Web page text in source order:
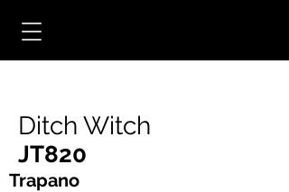
Ditch Witch
JT820
Trapano